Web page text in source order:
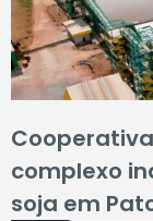
complexo
soja em